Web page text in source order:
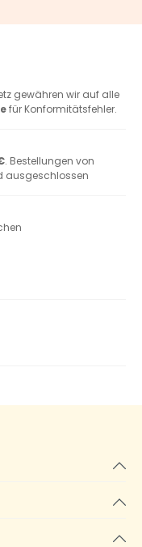
gewähren wir auf alle
für Konformitätsfehler.
. Bestellungen von
ausgeschlossen